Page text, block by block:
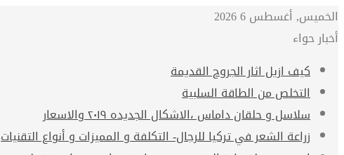
الخميس, أغسطس 6 2026
أخبار حواء
كيف ازيل اثار الجروح القديمة
التخلص من الطاقة السلبية
سلاسل و حلقان داماس ،الاشكال الجديده ٢٠١٩ والاسعار
زراعة الشعر في تركيا للرجال- التكلفة و المميزات و أنواع التقنيات